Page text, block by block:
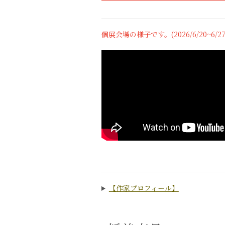
個展会場の様子です。(2026/6/20~6/
【作家プロフィール】